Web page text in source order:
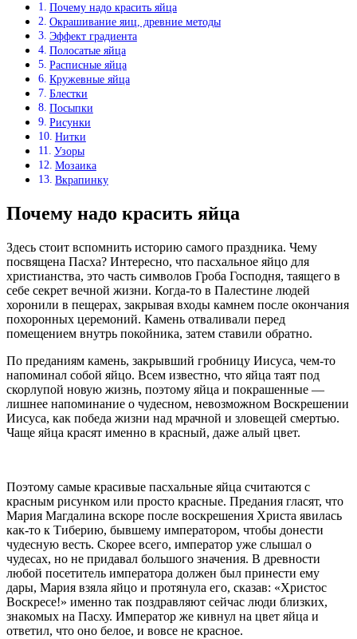
Почему надо красить яйца
Окрашивание яиц, древние методы
Эффект градиента
Полосатые яйца
Расписные яйца
Кружевные яйца
Блестки
Посыпки
Рисунки
Нитки
Узоры
Мозаика
Вкрапинку
Почему надо красить яйца
Здесь стоит вспомнить историю самого праздника. Чему
посвящена Пасха? Интересно, что пасхальное яйцо для
христианства, это часть символов Гроба Господня, таящего в
себе секрет вечной жизни. Когда-то в Палестине людей
хоронили в пещерах, закрывая входы камнем после окончания
похоронных церемоний. Камень отваливали перед
помещением внутрь покойника, затем ставили обратно.
По преданиям камень, закрывший гробницу Иисуса, чем-то
напоминал собой яйцо. Всем известно, что яйца таят под
скорлупой новую жизнь, поэтому яйца и покрашенные —
лишнее напоминание о чудесном, невозможном Воскрешении
Иисуса, как победа жизни над мрачной и зловещей смертью.
Чаще яйца красят именно в красный, даже алый цвет.
Поэтому самые красивые пасхальные яйца считаются с
красным рисунком или просто красные. Предания гласят, что
Мария Магдалина вскоре после воскрешения Христа явилась
как-то к Тиберию, бывшему императором, чтобы донести
чудесную весть. Скорее всего, император уже слышал о
чудесах, но не придавал большого значения. В древности
любой посетитель императора должен был принести ему
дары, Мария взяла яйцо и протянула его, сказав: «Христос
Воскресе!» именно так поздравляют сейчас люди близких,
знакомых на Пасху. Император же кивнул на цвет яйца и
ответил, что оно белое, и вовсе не красное.